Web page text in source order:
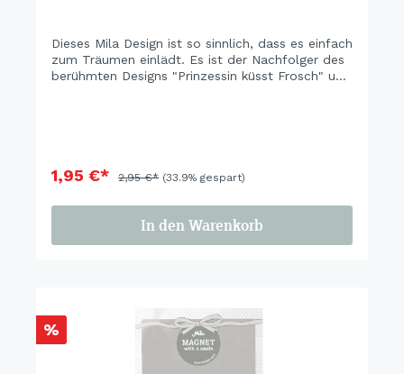
Dieses Mila Design ist so sinnlich, dass es einfach
zum Träumen einlädt. Es ist der Nachfolger des
berühmten Designs "Prinzessin küsst Frosch" und
1,95 €* 2,95 €* (33.9% gespart)
In den Warenkorb
%